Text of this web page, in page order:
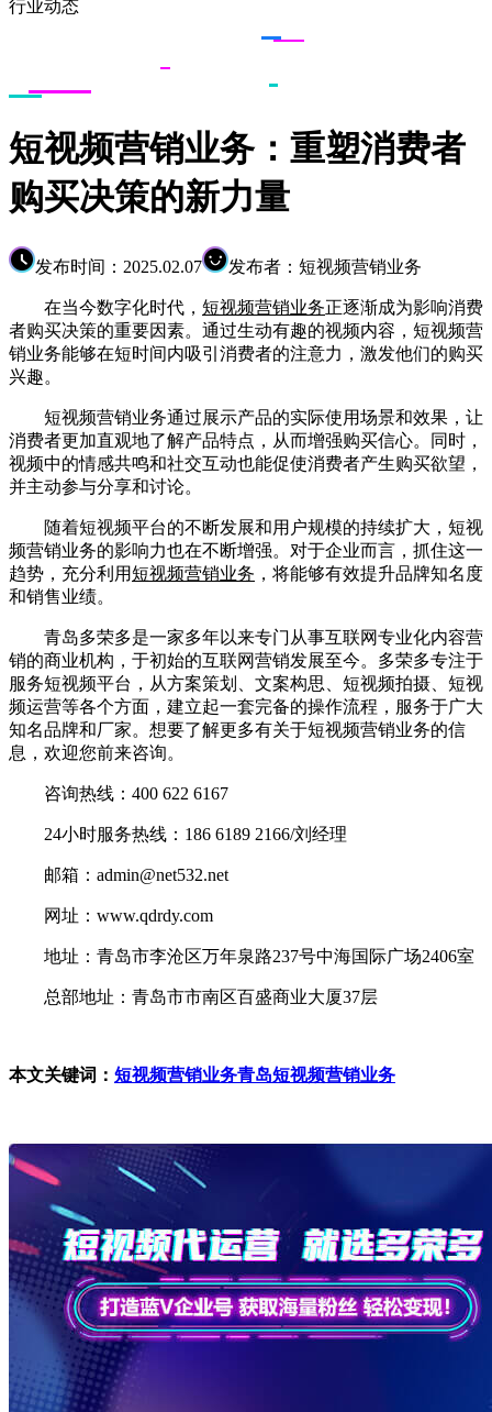
行业动态
短视频营销业务：重塑消费者
购买决策的新力量
发布时间：2025.02.07 发布者：短视频营销业务
在当今数字化时代， 短视频营销业务正逐渐成为影响消费
者购买决策的重要因素。通过生动有趣的视频内容，短视频营
销业务能够在短时间内吸引消费者的注意力，激发他们的购买
兴趣。
短视频营销业务通过展示产品的实际使用场景和效果，让
消费者更加直观地了解产品特点，从而增强购买信心。同时，
视频中的情感共鸣和社交互动也能促使消费者产生购买欲望，
并主动参与分享和讨论。
随着短视频平台的不断发展和用户规模的持续扩大，短视
频营销业务的影响力也在不断增强。对于企业而言，抓住这一
趋势，充分利用短视频营销业务 ，将能够有效提升品牌知名度
和销售业绩。
青岛多荣多是一家多年以来专门从事互联网专业化内容营
销的商业机构，于初始的互联网营销发展至今。多荣多专注于
服务短视频平台，从方案策划、文案构思、短视频拍摄、短视
频运营等各个方面，建立起一套完备的操作流程，服务于广大
知名品牌和厂家。想要了解更多有关于短视频营销业务的信
息，欢迎您前来咨询。
咨询热线：400 622 6167
24小时服务热线：186 6189 2166/刘经理
邮箱：admin@net532.net
网址：www.qdrdy.com
地址：青岛市李沧区万年泉路237号中海国际广场2406室
总部地址：青岛市市南区百盛商业大厦37层
本文关键词： 短视频营销业务青岛短视频营销业务